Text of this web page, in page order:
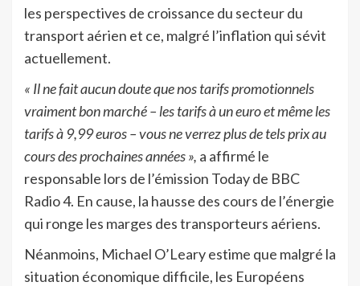
les perspectives de croissance du secteur du
transport aérien et ce, malgré l’inflation qui sévit
actuellement.
« Il ne fait aucun doute que nos tarifs promotionnels
vraiment bon marché – les tarifs à un euro et même les
tarifs à 9,99 euros – vous ne verrez plus de tels prix au
cours des prochaines années », a affirmé le
responsable lors de l’émission Today de BBC
Radio 4. En cause, la hausse des cours de l’énergie
qui ronge les marges des transporteurs aériens.
Néanmoins, Michael O’Leary estime que malgré la
situation économique difficile, les Européens